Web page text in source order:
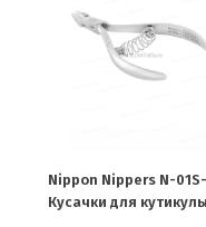
Nippon Nippers N-
Кусачки для